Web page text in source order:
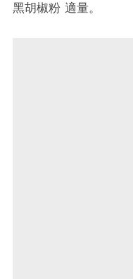
黑胡椒粉 適量。